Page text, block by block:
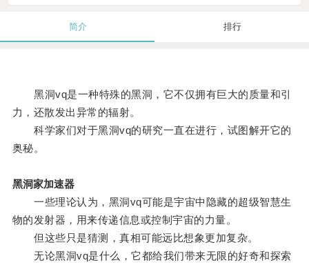
简介 排行
黑洞vq是一种特殊的黑洞，它不仅拥有巨大的质量和引
力，还散发出异常的辐射。
科学家们对于黑洞vq的研究一直在进行，试图解开它的
奥秘。
黑洞家加速器
一些理论认为，黑洞vq可能是宇宙中隐藏的超级智慧生
物的发射器，用来传递信息或控制宇宙的力量。
但这些只是猜测，真相可能远比想象更加复杂。
无论黑洞vq是什么，它都给我们带来无限的好奇和探索